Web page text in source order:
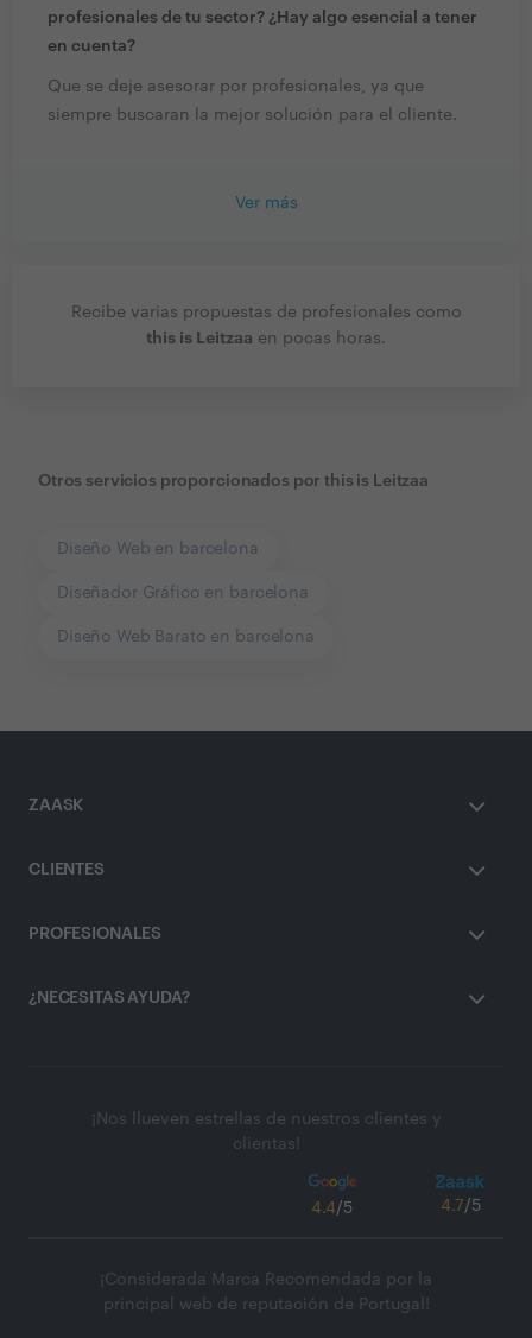
profesionales de tu sector? ¿Hay algo esencial a tener
en cuenta?
Que se deje asesorar por profesionales, ya que
siempre buscaran la mejor solución para el cliente.
Ver más
Recibe varias propuestas de profesionales como
this is Leitzaa en pocas horas.
Otros servicios proporcionados por this is Leitzaa
Diseño Web en barcelona
Diseñador Gráfico en barcelona
Diseño Web Barato en barcelona
ZAASK
CLIENTES
PROFESIONALES
¿NECESITAS AYUDA?
¡Nos llueven estrellas de nuestros clientes y
clientas!
4.4/5 4.7/5
¡Considerada Marca Recomendada por la
principal web de reputación de Portugal!